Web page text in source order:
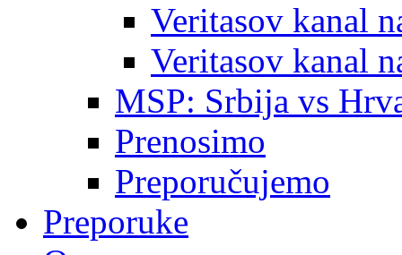
Veritasov kanal
Veritasov kanal
MSP: Srbija vs
Prenosimo
Preporučujemo
Preporuke